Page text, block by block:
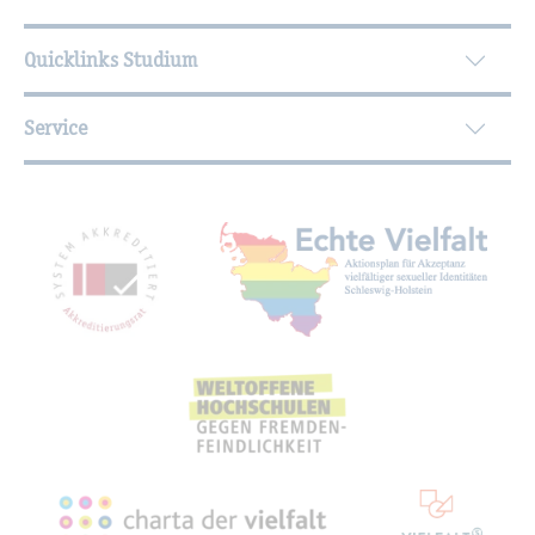
Quicklinks Studium
Service
Mit­glied­schaf­ten,